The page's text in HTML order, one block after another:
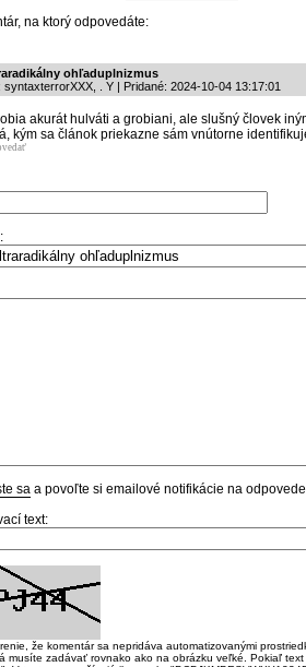
na ktorý odpovedáte:
ohľaduplnizmus
syntaxterrorXXX, . Y | Pridané: 2024-10-04 13:17:01
akurát hulváti a grobiani, ale slušný človek
kým sa článok priekazne sám vnútorne
sa a povoľte si emailové notifikácie na
text:
že komentár sa nepridáva automatizovanými
musíte zadávať rovnako ako na obrázku veľké. Pokiaľ